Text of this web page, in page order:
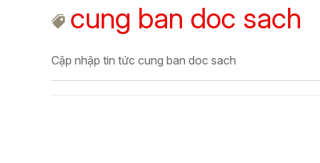
cung ban doc sach
Cập nhập tin tức cung ban doc sach